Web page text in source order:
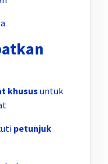
khususuntuk
petunjuk